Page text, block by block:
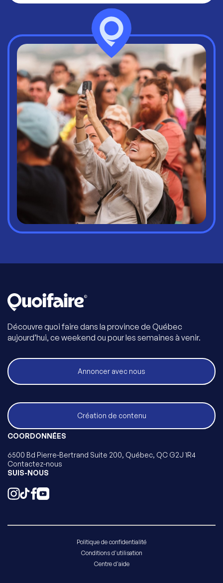
Découvre quoi faire dans la province de Québec
aujourd’hui, ce weekend ou pour les semaines à venir.
Annoncer avec nous
Création de contenu
COORDONNÉES
6500 Bd Pierre-Bertrand Suite 200, Québec, QC G2J 1R4
Contactez-nous
SUIS-NOUS
Politique de confidentialité
Conditions d'utilisation
Centre d'aide